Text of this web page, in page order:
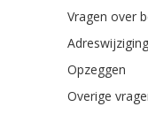
Vragen over
Adreswijziging
Opzeggen
Overige